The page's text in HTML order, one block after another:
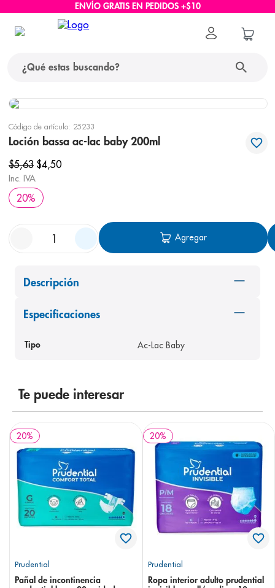
ENVÍO GRATIS EN PEDIDOS +$10
Código de artículo: 25233
Loción bassa ac-lac baby 200ml
$5,63 $4,50
Inc. IVA
20%
Agregar
Descripción
Especificaciones
Tipo Ac-Lac Baby
Te puede interesar
20%
Prudential
Pañal de incontinencia
20%
Prudential
Ropa interior adulto prudential
términos más buscados
1. protector solar
2. pañales
3.
4. cerave
5. nivea
bioderma
8. desodorante
pediasure